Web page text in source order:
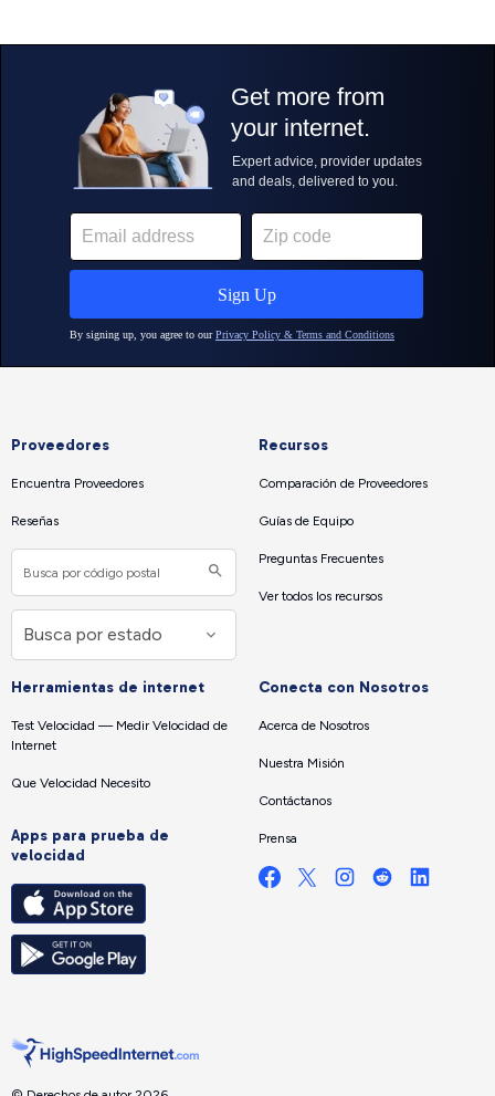
Proveedores
Encuentra Proveedores
Reseñas
Recursos
Comparación de Proveedores
Guías de Equipo
Preguntas Frecuentes
Ver todos los recursos
Herramientas de internet
Test Velocidad — Medir Velocidad de
Internet
Que Velocidad Necesito
Apps para prueba de
velocidad
Conecta con Nosotros
Acerca de Nosotros
Nuestra Misión
Contáctanos
Prensa